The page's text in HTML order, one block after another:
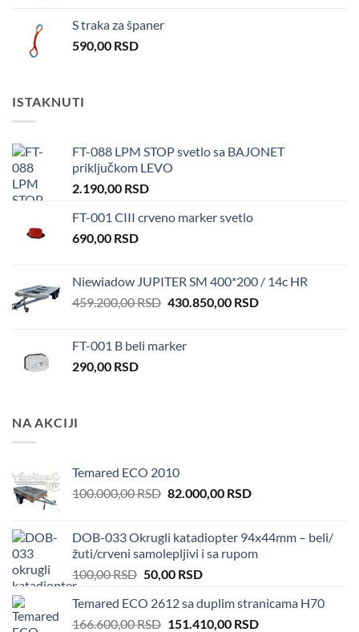
S traka za španer
590,00 RSD
ISTAKNUTI
FT-088 LPM STOP svetlo sa BAJONET
priključkom LEVO
2.190,00 RSD
FT-001 CIII crveno marker svetlo
690,00 RSD
Niewiadow JUPITER SM 400*200 / 14c HR
459.200,00RSD Original
459.200,00 RSD.
430.850,00 RSDCurrent
FT-001 B beli marker
290,00 RSD
NA AKCIJI
Temared ECO 2010
100.000,00RSD Original
100.000,00 RSD.
82.000,00 RSDCurrent
82.000,00 RSD.
DOB-033 Okrugli katadiopter 94x44mm – beli/
žuti/crveni samolepljivi i sa rupom
100,00RSD Original
was:
100,00 RSD.
50,00 RSDCurrent
is:
50,00 RSD.
Temared ECO 2612 sa duplim stranicama H70
166.600,00RSD Original
151.410,00 RSDCurrent